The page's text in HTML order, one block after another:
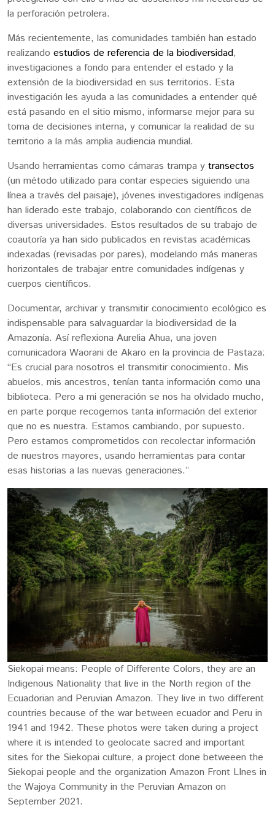
la perforación petrolera.
Más recientemente, las comunidades también han estado
realizando estudios de referencia de la biodiversidad,
investigaciones a fondo para entender el estado y la
extensión de la biodiversidad en sus territorios. Esta
investigación les ayuda a las comunidades a entender qué
está pasando en el sitio mismo, informarse mejor para su
toma de decisiones interna, y comunicar la realidad de su
territorio a la más amplia audiencia mundial.
Usando herramientas como cámaras trampa y transectos
(un método utilizado para contar especies siguiendo una
línea a través del paisaje), jóvenes investigadores indígenas
han liderado este trabajo, colaborando con científicos de
diversas universidades. Estos resultados de su trabajo de
coautoría ya han sido publicados en revistas académicas
indexadas (revisadas por pares), modelando más maneras
horizontales de trabajar entre comunidades indígenas y
cuerpos científicos.
Documentar, archivar y transmitir conocimiento ecológico es
indispensable para salvaguardar la biodiversidad de la
Amazonía. Así reflexiona Aurelia Ahua, una joven
comunicadora Waorani de Akaro en la provincia de Pastaza:
“Es crucial para nosotros el transmitir conocimiento. Mis
abuelos, mis ancestros, tenían tanta información como una
biblioteca. Pero a mi generación se nos ha olvidado mucho,
en parte porque recogemos tanta información del exterior
que no es nuestra. Estamos cambiando, por supuesto.
Pero estamos comprometidos con recolectar información
de nuestros mayores, usando herramientas para contar
esas historias a las nuevas generaciones.”
Siekopai means: People of Differente Colors, they are an
Indigenous Nationality that live in the North region of the
Ecuadorian and Peruvian Amazon. They live in two different
countries because of the war between ecuador and Peru in
1941 and 1942. These photos were taken during a project
where it is intended to geolocate sacred and important
sites for the Siekopai culture, a project done betweeen the
Siekopai people and the organization Amazon Front LInes in
the Wajoya Community in the Peruvian Amazon on
September 2021.